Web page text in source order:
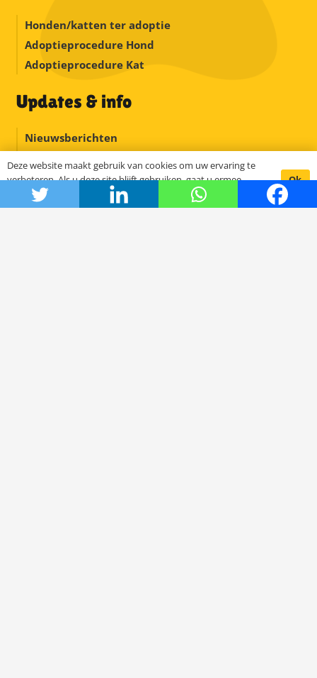
Honden/katten ter adoptie
Adoptieprocedure Hond
Adoptieprocedure Kat
Updates & info
Nieuwsberichten
Medisch
Misverstanden
Deze website maakt gebruik van cookies om uw ervaring te
verbeteren. Als u deze site blijft gebruiken, gaat u ermee
akkoord.
Ok